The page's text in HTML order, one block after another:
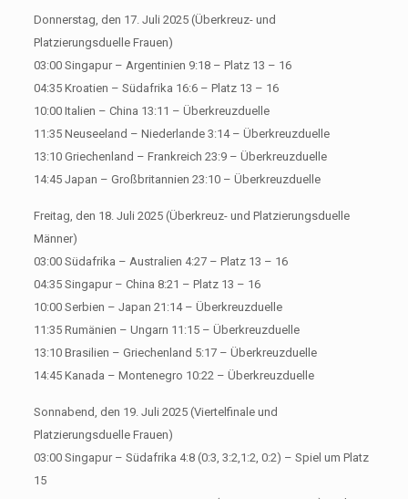
Donnerstag, den 17. Juli 2025 (Überkreuz- und
Platzierungsduelle Frauen)
03:00 Singapur – Argentinien 9:18 – Platz 13 – 16
04:35 Kroatien – Südafrika 16:6 – Platz 13 – 16
10:00 Italien – China 13:11 – Überkreuzduelle
11:35 Neuseeland – Niederlande 3:14 – Überkreuzduelle
13:10 Griechenland – Frankreich 23:9 – Überkreuzduelle
14:45 Japan – Großbritannien 23:10 – Überkreuzduelle
Freitag, den 18. Juli 2025 (Überkreuz- und Platzierungsduelle
Männer)
03:00 Südafrika – Australien 4:27 – Platz 13 – 16
04:35 Singapur – China 8:21 – Platz 13 – 16
10:00 Serbien – Japan 21:14 – Überkreuzduelle
11:35 Rumänien – Ungarn 11:15 – Überkreuzduelle
13:10 Brasilien – Griechenland 5:17 – Überkreuzduelle
14:45 Kanada – Montenegro 10:22 – Überkreuzduelle
Sonnabend, den 19. Juli 2025 (Viertelfinale und
Platzierungsduelle Frauen)
03:00 Singapur – Südafrika 4:8 (0:3, 3:2,1:2, 0:2) – Spiel um Platz
15